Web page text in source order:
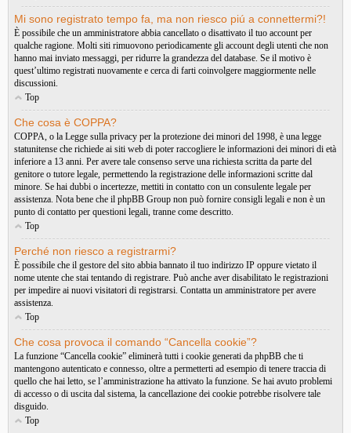
Mi sono registrato tempo fa, ma non riesco piú a connettermi?!
È possibile che un amministratore abbia cancellato o disattivato il tuo account per
qualche ragione. Molti siti rimuovono periodicamente gli account degli utenti che non
hanno mai inviato messaggi, per ridurre la grandezza del database. Se il motivo è
quest’ultimo registrati nuovamente e cerca di farti coinvolgere maggiormente nelle
discussioni.
Top
Che cosa è COPPA?
COPPA, o la Legge sulla privacy per la protezione dei minori del 1998, è una legge
statunitense che richiede ai siti web di poter raccogliere le informazioni dei minori di età
inferiore a 13 anni. Per avere tale consenso serve una richiesta scritta da parte del
genitore o tutore legale, permettendo la registrazione delle informazioni scritte dal
minore. Se hai dubbi o incertezze, mettiti in contatto con un consulente legale per
assistenza. Nota bene che il phpBB Group non può fornire consigli legali e non è un
punto di contatto per questioni legali, tranne come descritto.
Top
Perché non riesco a registrarmi?
È possibile che il gestore del sito abbia bannato il tuo indirizzo IP oppure vietato il
nome utente che stai tentando di registrare. Può anche aver disabilitato le registrazioni
per impedire ai nuovi visitatori di registrarsi. Contatta un amministratore per avere
assistenza.
Top
Che cosa provoca il comando “Cancella cookie”?
La funzione “Cancella cookie” eliminerà tutti i cookie generati da phpBB che ti
mantengono autenticato e connesso, oltre a permetterti ad esempio di tenere traccia di
quello che hai letto, se l’amministrazione ha attivato la funzione. Se hai avuto problemi
di accesso o di uscita dal sistema, la cancellazione dei cookie potrebbe risolvere tale
disguido.
Top